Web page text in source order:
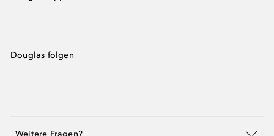
Douglas folgen